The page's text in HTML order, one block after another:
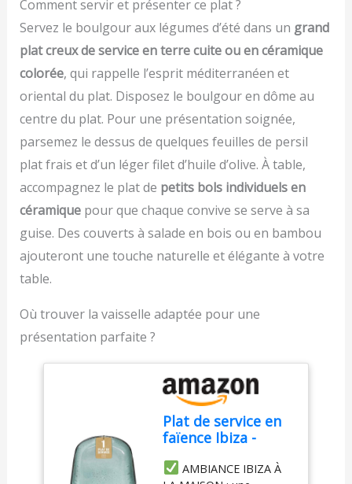
UNE CUISINE SAINE ET
ECORESPONSABLE, le
revêtement, garanti sans
PFOA, sans plomb, sans
cadmium permet une
cuisson saine grâce à un
usage très limité de
matière grasse. Produit
recyclable PRODUIT
RECYCLABLE FABRIQUE
EN FRANCE
Fonte d’aluminium
ultra résistante – Conçu
en fonte d’aluminium
épaisse, ce sautoir offre
une excellente
répartition de la chaleur
et une grande durabilité
déformation.
Revêtement céramique
antiadhésif effet pierre
sans PFOA – Profitez
d’une cuisson saine sans
matière grasse grâce à
son revêtement
céramique effet pierre
respectueux de votre
silicone – Les poignées
en silicone isolantes
assurent une prise en
main confortable et une
protection contre la
chaleur. Passe au lave-
vaisselle pour un
entretien rapide.
Comment servir et présenter ce plat ?
Servez le boulgour aux légumes d’été dans un grand
plat creux de service en terre cuite ou en céramique
colorée, qui rappelle l’esprit méditerranéen et
oriental du plat. Disposez le boulgour en dôme au
centre du plat. Pour une présentation soignée,
parsemez le dessus de quelques feuilles de persil
plat frais et d’un léger filet d’huile d’olive. À table,
accompagnez le plat de petits bols individuels en
céramiquepour que chaque convive se serve à sa
guise. Des couverts à salade en bois ou en bambou
ajouteront une touche naturelle et élégante à votre
table.
Où trouver la vaisselle adaptée pour une
présentation parfaite ?
Plat de service en
faïence Ibiza -
service
AMBIANCE IBIZA À